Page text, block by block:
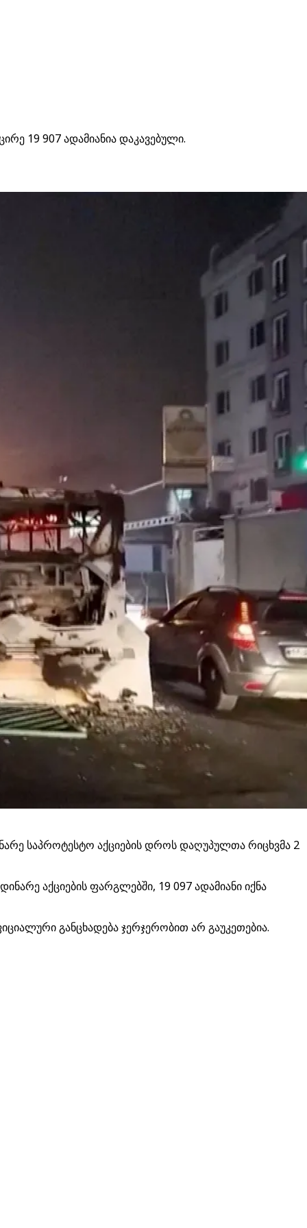
19 907 ადამიანია დაკავებული.
საპროტესტო აქციების დროს დაღუპულთა რიცხვმა 2
აქციების ფარგლებში, 19 097 ადამიანი იქნა
განცხადება ჯერჯერობით არ გაუკეთებია.